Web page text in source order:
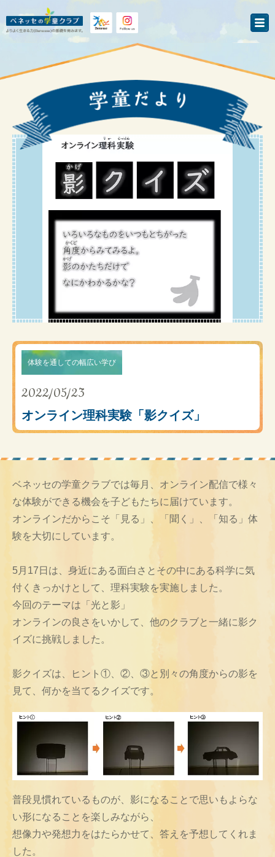
体験を通しての幅広い学び
2022/05/23
オンライン理科実験「影クイズ」
ベネッセの学童クラブでは毎月、オンライン配信で様々
な体験ができる機会を子どもたちに届けています。
オンラインだからこそ「見る」、「聞く」、「知る」体
験を大切にしています。
5月17日は、身近にある面白さとその中にある科学に気
付くきっかけとして、理科実験を実施しました。
今回のテーマは「光と影」
オンラインの良さをいかして、他のクラブと一緒に影ク
イズに挑戦しました。
影クイズは、ヒント①、②、③と別々の角度からの影を
見て、何かを当てるクイズです。
普段見慣れているものが、影になることで思いもよらな
い形になることを楽しみながら、
想像力や発想力をはたらかせて、答えを予想してくれま
した。